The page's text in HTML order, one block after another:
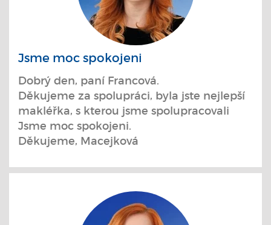
Jsme moc spokojeni
Dobrý den, paní Francová.
Děkujeme za spolupráci, byla jste nejlepší
makléřka, s kterou jsme spolupracovali
Jsme moc spokojeni.
Děkujeme, Macejková